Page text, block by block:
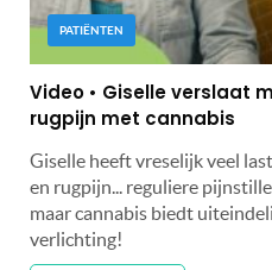
PATIËNTEN
Video • Giselle verslaat
rugpijn met cannabis
Giselle heeft vreselijk veel
en rugpijn... reguliere
maar cannabis biedt
verlichting!